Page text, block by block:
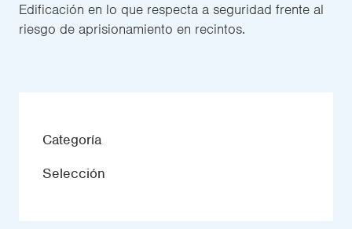
Edificación en lo que respecta a seguridad frente al
riesgo de aprisionamiento en recintos.
Categoría
Selección